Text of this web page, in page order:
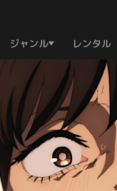
ジャンル レンタル